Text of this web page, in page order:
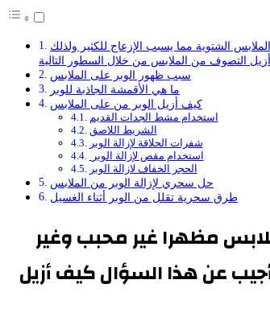
الشتوية مما يسبب الإزعاج للكثير ولذلك
سبب ظهور الوبر على الملابس
ما هي الأقمشة الجاذبة للوبر
كيف أزيل الوبر من على الملابس
استخدام مشط الجدات القديم
الشريط اللاصق
شفرات الحلاقة لإزالة الوبر
استخدام مقص لإزالة الوبر
الحجر الخفاف لازالة الوبر
حل سحري لإزالة الوبر من الملابس
طرق سحرية تقلل من الوبر أثناء الغسيل
مظهرا غير محبب وغير
عن هذا السؤال كيف أزيل